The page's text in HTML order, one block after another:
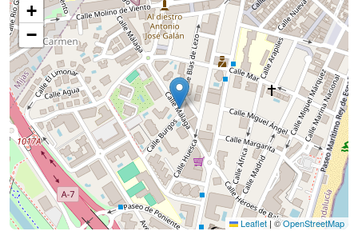
+
−
Leaflet |©OpenStreetMap